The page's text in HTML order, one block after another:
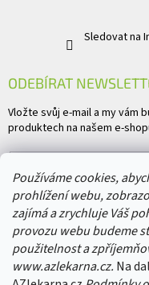
Používáme cookies,
prohlížení webu,
zajímá a zrychluje Váš
provozu webu budeme
použitelnost a
www.azlekarna.cz. Na
Sledovat na
ODEBÍRAT
Vložte svůj e-mail a my vám
produktech na našem e-
Vložením e-mailu
PŘIHLÁSIT SE